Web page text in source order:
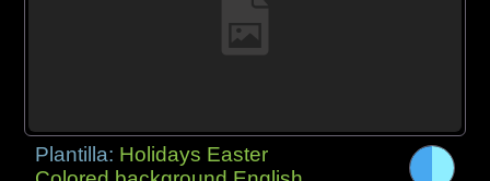
Plantilla: Holidays Easter